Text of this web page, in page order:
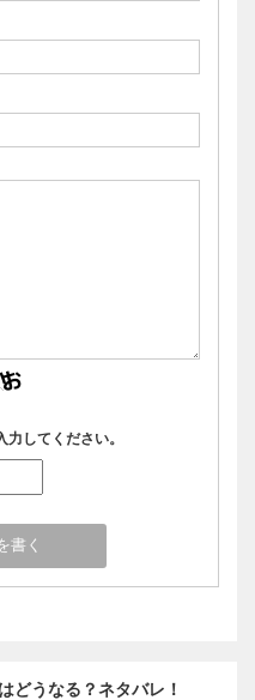
してください。
どうなる？ネタバレ！